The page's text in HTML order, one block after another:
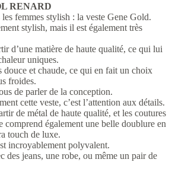
RENARD
femmes stylish : la veste Gene Gold.
stylish, mais il est également très
d’une matière de haute qualité, ce qui lui
uniques.
douce et chaude, ce qui en fait un choix
froides.
de parler de la conception.
cette veste, c’est l’attention aux détails.
de métal de haute qualité, et les coutures
comprend également une belle doublure en
touch de luxe.
incroyablement polyvalent.
des jeans, une robe, ou même un pair de